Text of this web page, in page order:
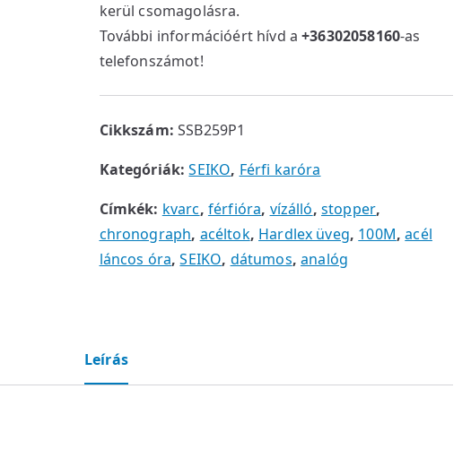
kerül csomagolásra.
További információért hívd a+36302058160-as
telefonszámot!
Cikkszám:SSB259P1
Kategóriák:SEIKO, Férfi karóra
Címkék: kvarc, férfióra, vízálló, stopper,
chronograph, acéltok, Hardlex üveg, 100M,acél
láncos óra,SEIKO, dátumos,analóg
Leírás